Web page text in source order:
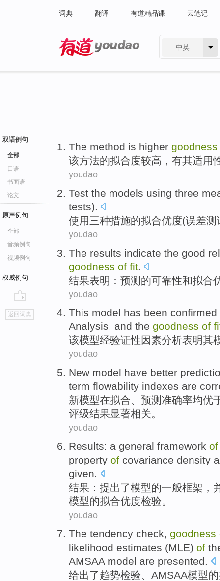
词典 翻译 有道精品课 云笔记
中英
双语例句
全部
口语
书面语
论文
原声例句
全部
音频例句
视频例句
权威例句
go
top
返回词典
The method is higher goodness
该方法的拟合度较高 ， 有其适用
youdao
Test the models using three
tests).
使用三种措施的拟合优度(误差测
youdao
The results indicate the good
goodness of fit
结果表明： 预测 的可靠性和拟合
youdao
This model has been
Analysis, and the goodness of
该模型经验证性因素分析表明其
youdao
New model have better
term flowability indexes are
新模型在拟合、 预测 准确率均优
评级结果显著相关。
youdao
Results: a general framework of
property of covariance density
given.
结果 ：提出了模型的一般框架 ，
模型的拟合优度检验。
youdao
The tendency check, goodness
likelihood estimates (MLE) of
AMSAA model are presented.
给出了趋势检验、 AMSAA模型的